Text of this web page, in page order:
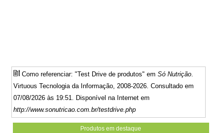
Como referenciar: "Test Drive de produtos" emSó Nutrição.
Virtuous Tecnologia da Informação, 2008-2026. Consultado em
07/08/2026 às 19:51. Disponível na Internet em
http://www.sonutricao.com.br/testdrive.php
Produtos em destaque